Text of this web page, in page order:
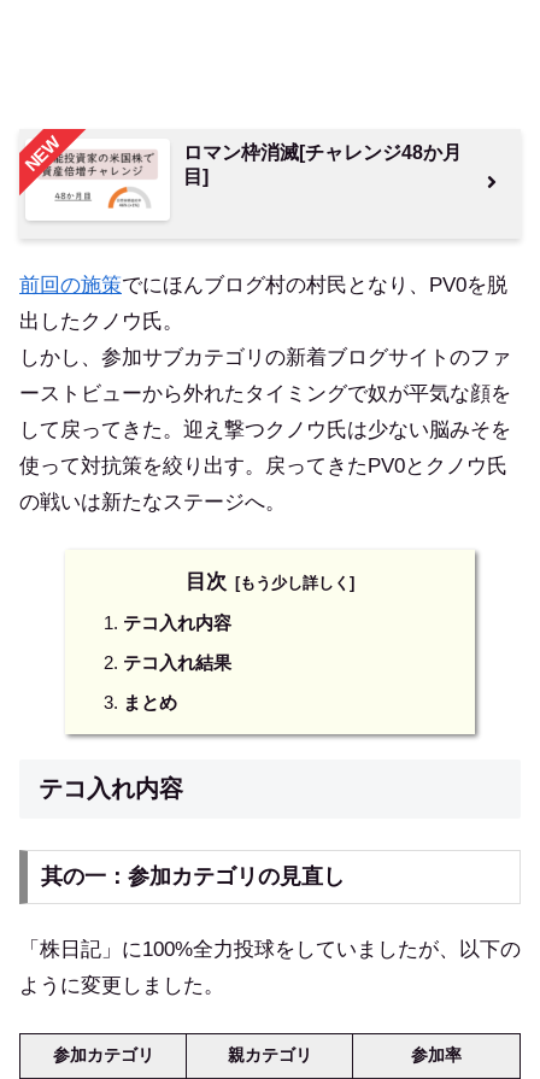
ロマン枠消滅[チャレンジ48か月
目]
NEW
前回の施策でにほんブログ村の村民となり、PV0を脱
出したクノウ氏。
しかし、参加サブカテゴリの新着ブログサイトのファ
ーストビューから外れたタイミングで奴が平気な顔を
して戻ってきた。迎え撃つクノウ氏は少ない脳みそを
使って対抗策を絞り出す。戻ってきたPV0とクノウ氏
の戦いは新たなステージへ。
目次
テコ入れ内容
テコ入れ結果
まとめ
テコ入れ内容
其の一：参加カテゴリの見直し
「株日記」に100%全力投球をしていましたが、以下の
ように変更しました。
参加カテゴリ 親カテゴリ 参加率